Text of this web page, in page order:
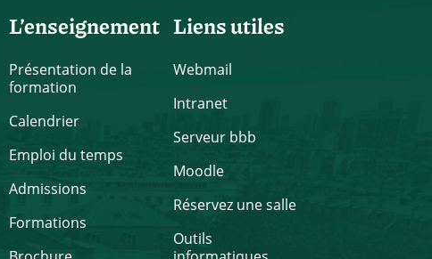
L’enseignement
Présentation de la
formation
Calendrier
Emploi du temps
Admissions
Formations
Liens utiles
Webmail
Intranet
Serveur bbb
Moodle
Réservez une salle
Outils